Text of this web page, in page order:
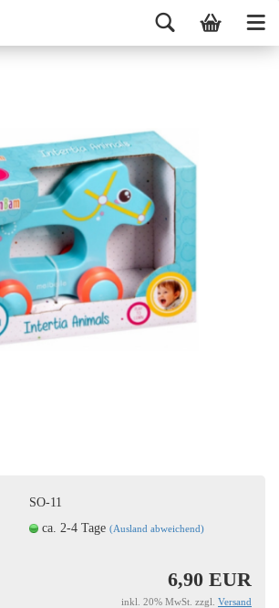
SO-11
ca. 2-4 Tage(Ausland abweichend)
6,90 EUR
inkl. 20% MwSt. zzgl. Versand